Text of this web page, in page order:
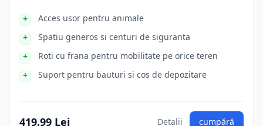
Acces usor pentru animale
Spatiu generos si centuri de siguranta
Roti cu frana pentru mobilitate pe orice teren
Suport pentru bauturi si cos de depozitare
419.99 Lei Detalii cumpără